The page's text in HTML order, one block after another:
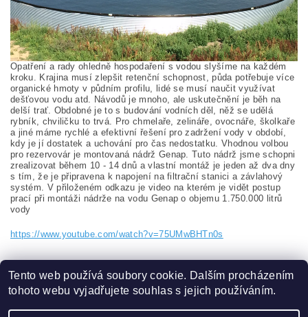
Opatření a rady ohledně hospodaření s vodou slyšíme na každém
kroku. Krajina musí zlepšit retenční schopnost, půda potřebuje více
organické hmoty v půdním profilu, lidé se musí naučit využívat
dešťovou vodu atd. Návodů je mnoho, ale uskutečnění je běh na
delší trať. Obdobné je to s budování vodních děl, něž se udělá
rybník, chviličku to trvá. Pro chmelaře, zelináře, ovocnáře, školkaře
a jiné máme rychlé a efektivní řešení pro zadržení vody v období,
kdy je jí dostatek a uchování pro čas nedostatku. Vhodnou volbou
pro rezervovár je montovaná nádrž Genap. Tuto nádrž jsme schopni
zrealizovat během 10 - 14 dnů a vlastní montáž je jeden až dva dny
s tím, že je připravena k napojení na filtrační stanici a závlahový
systém. V přiloženém odkazu je video na kterém je vidět postup
prací při montáži nádrže na vodu Genap o objemu 1.750.000 litrů
vody
https://www.youtube.com/watch?v=75UMwBHTn0s
Zboží.cz | Heureka.cz
Tento web používá soubory cookie. Dalším procházením
tohoto webu vyjadřujete souhlas s jejich používáním.